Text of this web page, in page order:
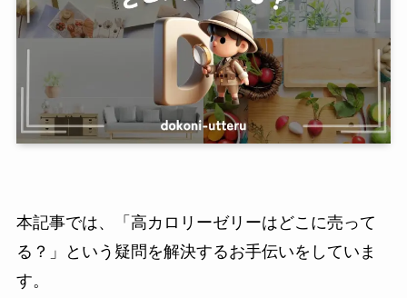
本記事では、「高カロリーゼリーはどこに売って
る？」という疑問を解決するお手伝いをしていま
す。